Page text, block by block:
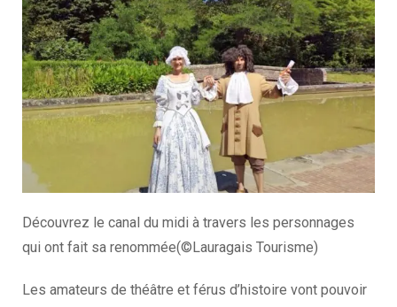
Découvrez le canal du midi à travers les personnages
qui ont fait sa renommée(©Lauragais Tourisme)
Les amateurs de théâtre et férus d’histoire vont pouvoir